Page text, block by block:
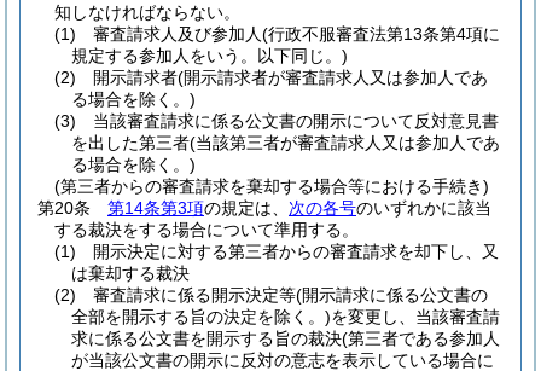
知しなければならない。
(1)
審査請求人及び参加人(行政不服審査法第13条第4項に
規定する参加人をいう。以下同じ。)
(2)
開示請求者(開示請求者が審査請求人又は参加人であ
る場合を除く。)
(3)
当該審査請求に係る公文書の開示について反対意見書
を出した第三者(当該第三者が審査請求人又は参加人であ
る場合を除く。)
(第三者からの審査請求を棄却する場合等における手続き)
第20条
第14条第3項の規定は、 次の各号のいずれかに該当
する裁決をする場合について準用する。
(1)
開示決定に対する第三者からの審査請求を却下し、又
は棄却する裁決
(2)
審査請求に係る開示決定等(開示請求に係る公文書の
全部を開示する旨の決定を除く。)を変更し、当該審査請
求に係る公文書を開示する旨の裁決(第三者である参加人
が当該公文書の開示に反対の意志を表示している場合に